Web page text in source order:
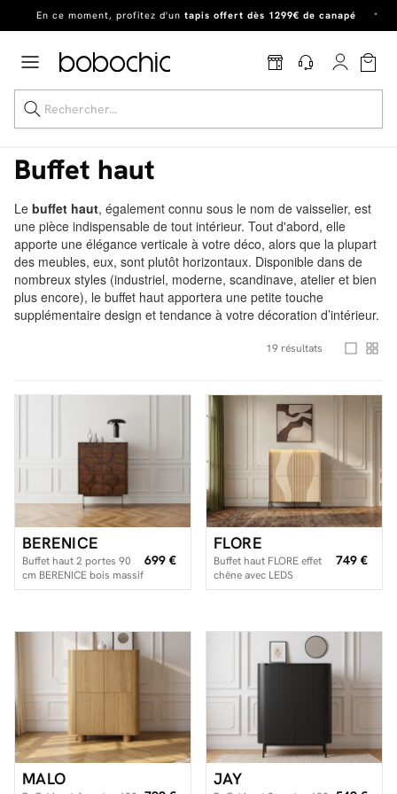
Dernière chancede profiter de nos prix réduitsjusqu'à -50%!
Dernière chance jusqu'à -50%
Nos Best-sellers
Nouveautés
Facilité de paiements
Aide et contact
Conseil sur mesure
Buffet haut
Le buffet haut, également connu sous le nom de vaisselier, est
une pièce indispensable de tout intérieur. Tout d'abord, elle
apporte une élégance verticale à votre déco, alors que la plupart
des meubles, eux, sont plutôt horizontaux. Disponible dans de
nombreux styles (industriel, moderne, scandinave, atelier et bien
plus encore), le buffet haut apportera une petite touche
supplémentaire design et tendance à votre décoration d’intérieur.
19 résultats
BERENICE
Buffet haut 2 portes 90
cm BERENICE bois massif
de manguier
699 €
FLORE
Buffet haut FLORE effet
chêne avec LEDS
749 €
MALO JAY